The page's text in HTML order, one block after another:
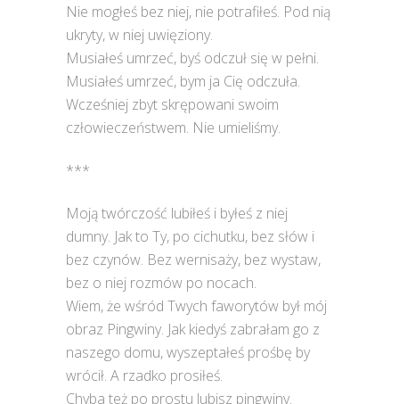
Nie mogłeś bez niej, nie potrafiłeś. Pod nią
ukryty, w niej uwięziony.
Musiałeś umrzeć, byś odczuł się w pełni.
Musiałeś umrzeć, bym ja Cię odczuła.
Wcześniej zbyt skrępowani swoim
człowieczeństwem. Nie umieliśmy.
***
Moją twórczość lubiłeś i byłeś z niej
dumny. Jak to Ty, po cichutku, bez słów i
bez czynów. Bez wernisaży, bez wystaw,
bez o niej rozmów po nocach.
Wiem, że wśród Twych faworytów był mój
obraz Pingwiny. Jak kiedyś zabrałam go z
naszego domu, wyszeptałeś prośbę by
wrócił. A rzadko prosiłeś.
Chyba też po prostu lubisz pingwiny.